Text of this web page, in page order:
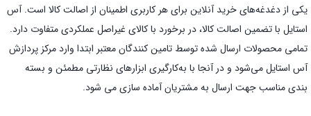
یکی از دغدغه‌های خرید آنلاین برای هر کاربری اطمینان از اصالت کالا است. آس
استایل با تضمین اصالت کالا، در برخورد با کالای غیراصل عملکردی متفاوت دارد.
تمامی محصولات ارسال شده توسط تامین کنندگان معتبر ابتدا وارد مرکز پردازش
آس استایل می‌شود و در آنجا با به‌کارگیری ابزارهای نظارتی مطمئن و بسته
بندی مناسب جهت ارسال به مشتریان آماده سازی می شود.